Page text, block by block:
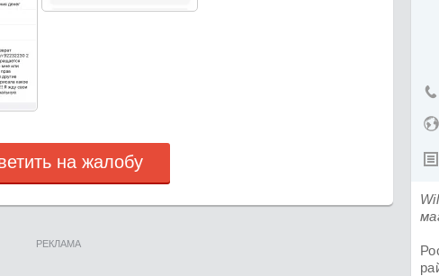
на жалобу
РЕКЛАМА

